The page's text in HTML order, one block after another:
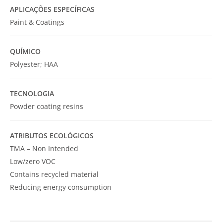
APLICAÇÕES ESPECÍFICAS
Paint & Coatings
QUÍMICO
Polyester; HAA
TECNOLOGIA
Powder coating resins
ATRIBUTOS ECOLÓGICOS
TMA – Non Intended
Low/zero VOC
Contains recycled material
Reducing energy consumption